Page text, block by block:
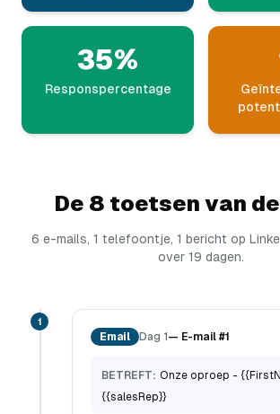
35%
Responspercentage
De 8 toetsen van
6 e-mails, 1 telefoontje, 1 bericht op
over 19 dagen.
1
Email Dag 1 — E-mail #1
BETREFT: Onze oproep -
{{salesRep}}